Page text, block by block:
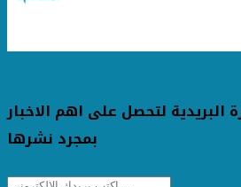
لتحصل على اهم الاخبار
بمجرد نشرها